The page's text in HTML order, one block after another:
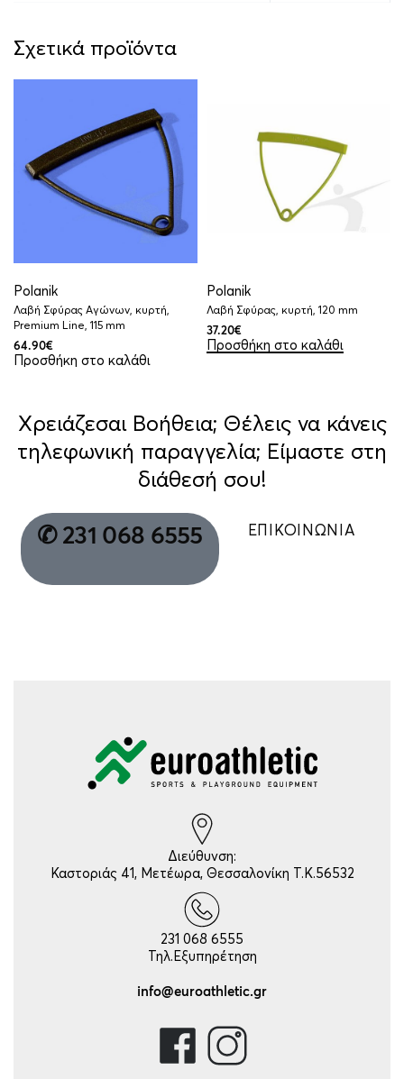
Σχετικά προϊόντα
Polanik
Λαβή Σφύρας Αγώνων, κυρτή,
Premium Line, 115 mm
64.90€
Προσθήκη στο καλάθι
Polanik
Λαβή Σφύρας, κυρτή, 120 mm
37.20€
Προσθήκη στο καλάθι
Χρειάζεσαι Βοήθεια; Θέλεις να κάνεις
τηλεφωνική παραγγελία; Είμαστε στη
διάθεσή σου!
✆ 231 068 6555 ΕΠΙΚΟΙΝΩΝΙΑ
Διεύθυνση:
Καστοριάς 41, Μετέωρα, Θεσσαλονίκη Τ.Κ.56532
231 068 6555
Τηλ.Εξυπηρέτηση
info@euroathletic.gr